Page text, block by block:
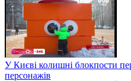
У Києві колишні блокпости
персонажів